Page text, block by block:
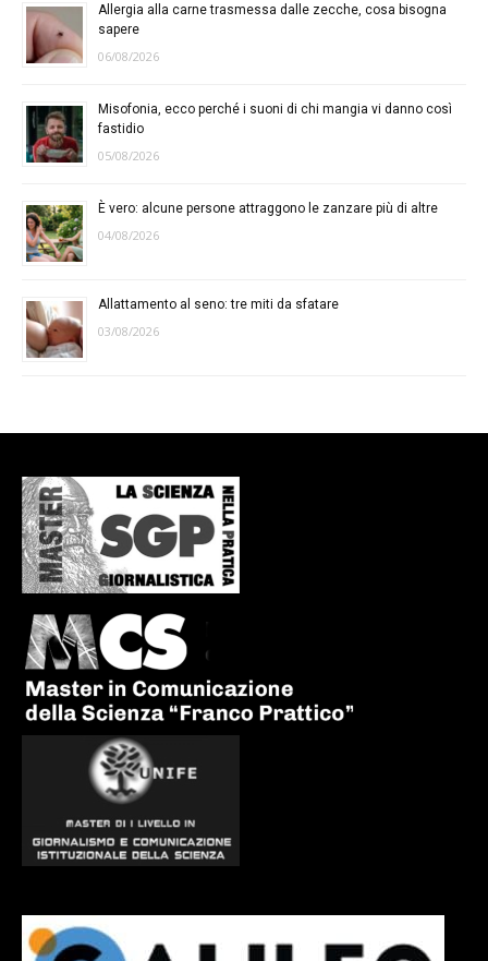
Allergia alla carne trasmessa dalle zecche, cosa bisogna
sapere
06/08/2026
Misofonia, ecco perché i suoni di chi mangia vi danno così
fastidio
05/08/2026
È vero: alcune persone attraggono le zanzare più di altre
04/08/2026
Allattamento al seno: tre miti da sfatare
03/08/2026